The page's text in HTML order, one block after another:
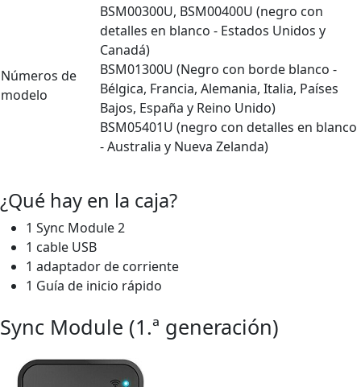
Números de
modelo
BSM00300U, BSM00400U (negro con
detalles en blanco - Estados Unidos y
Canadá)
BSM01300U (Negro con borde blanco -
Bélgica, Francia, Alemania, Italia, Países
Bajos, España y Reino Unido)
BSM05401U (negro con detalles en blanco
- Australia y Nueva Zelanda)
¿Qué hay en la caja?
1 Sync Module 2
1 cable USB
1 adaptador de corriente
1 Guía de inicio rápido
Sync Module (1.ª generación)